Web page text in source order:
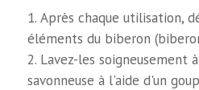
Après chaque utilisation,
éléments du biberon
Lavez-les soigneusement
savonneuse à l'aide d'un